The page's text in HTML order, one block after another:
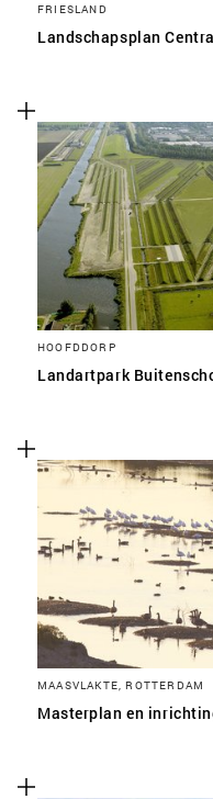
FRIESLAND
Landschapsplan
HOOFDDORP
Landartpark
MAASVLAKTE, ROTTERDAM
Masterplan en